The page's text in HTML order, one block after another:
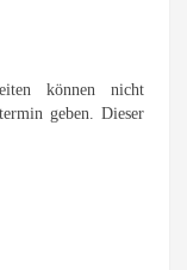
können nicht
geben. Dieser